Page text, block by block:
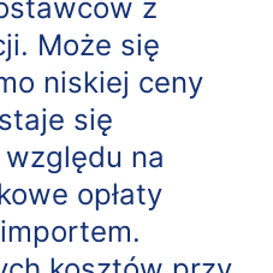
z
Może się
niskiej ceny
się
na
opłaty